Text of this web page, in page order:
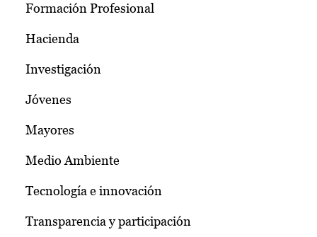
Formación Profesional
Hacienda
Investigación
Jóvenes
Mayores
Medio Ambiente
Tecnología e innovación
Transparencia y participación